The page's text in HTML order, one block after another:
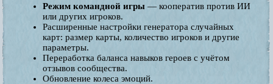
Режим командной игры — кооператив против ИИ
или других игроков.
Расширенные настройки генератора случайных
карт: размер карты, количество игроков и другие
параметры.
Переработка баланса навыков героев с учётом
отзывов сообщества.
Обновление колеса эмоций.